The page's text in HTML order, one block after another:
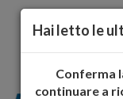
Hai letto le
Conferma
continuare a